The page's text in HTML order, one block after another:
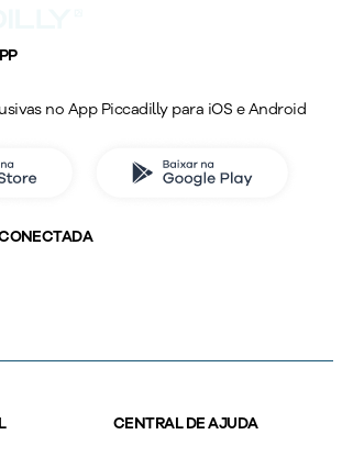
no App Piccadilly para iOS e Android
CENTRAL DE AJUDA